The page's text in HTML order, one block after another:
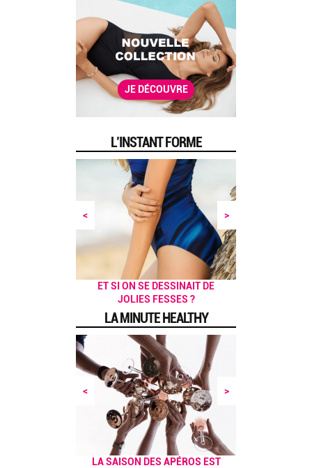
JE DÉCOUVRE
L’INSTANT FORME
PRÉPAREZ VOTRE CORPS POUR
L'ÉTÉ !
BAIN DE SOLEIL !
ET SI ON SE DESSINAIT DE
JOLIES FESSES ?
JE M’INSCRIS AU YOGA, OUI,
MAIS LEQUEL ?
POUR UN MATIN EN FORME
5 EXERCICES POUR SE TONIFIER
AU QUOTIDIEN
< >
LA MINUTE HEALTHY
LA SAISON DES APÉROS EST
UN BRUNCH HEALTHY, ÇA VOUS
< >